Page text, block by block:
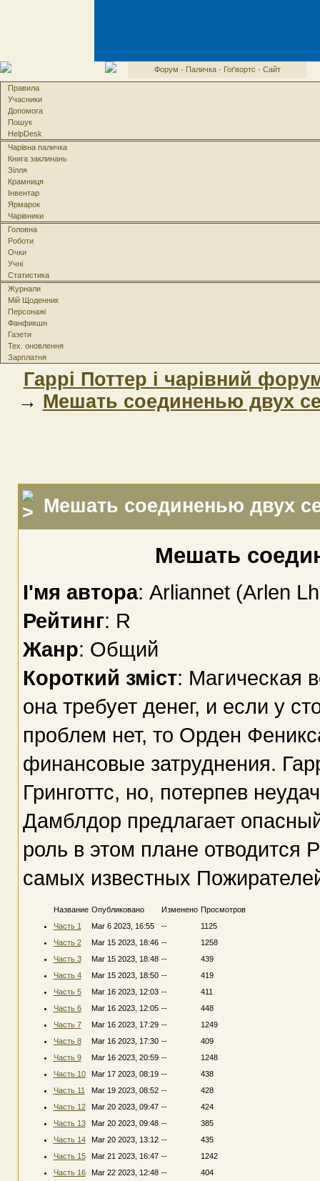
Форум · Паличка· Гоґвортс · Сайт
Правила
Учасники
Допомога
Пошук
HelpDesk
Чарівна паличка
Книга заклинань
Зілля
Крамниця
Інвентар
Ярмарок
Чарівники
Головна
Роботи
Очки
Учні
Статистика
Журнали
Мій Щоденник
Персонажі
Фанфикшн
Газети
Тех. оновлення
Зарплатня
Гаррі Поттер і чарівний
→ Мешать соединенью двух
Мешать соединенью двух
Мешать
І'мя автора: Arliannet (Arlen
Рейтинг: R
Жанр: Общий
Короткий зміст: Магическая
она требует денег, и если у
проблем нет, то Орден
финансовые затруднения.
Гринготтс, но, потерпев
Дамблдор предлагает
роль в этом плане отводится
самых известных
Название Опубликовано Изменено Просмотров
Часть 1
Mar 6 2023, 16:55 --
1125
Часть 2
Mar 15 2023, 18:46 --
1258
Часть 3
Mar 15 2023, 18:48 --
439
Часть 4
Mar 15 2023, 18:50 --
419
Часть 5
Mar 16 2023, 12:03 --
411
Часть 6
Mar 16 2023, 12:05 --
448
Часть 7
Mar 16 2023, 17:29 --
1249
Часть 8
Mar 16 2023, 17:30 --
409
Часть 9
Mar 16 2023, 20:59 --
1248
Часть 10
Mar 17 2023, 08:19 --
438
Часть 11
Mar 19 2023, 08:52 --
428
Часть 12
Mar 20 2023, 09:47 --
424
Часть 13
Mar 20 2023, 09:48 --
385
Часть 14
Mar 20 2023, 13:12 --
435
Часть 15
Mar 21 2023, 16:47 --
1242
Часть 16
Mar 22 2023, 12:48 --
404